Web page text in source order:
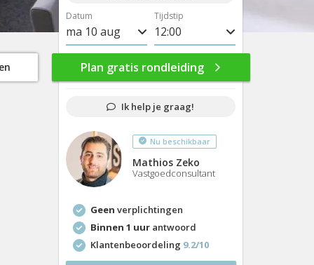
Datum
ma 10 aug
di 11 aug
wo 12 aug
do 13 aug
vr 14 aug
ma 17 aug
wo 19 aug
do 20 aug
Tijdstip
8:00
8:30
9:00
9:30
10:00
10:30
11:30
Plan gratis rondleiding
Ik help je graag!
Nu beschikbaar
Mathios Zeko
Vastgoedconsultant
Geen verplichtingen
Binnen 1 uurantwoord
Klantenbeoordeling 9.2/10